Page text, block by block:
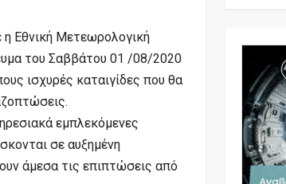
Εθνική Μετεωρολογική
του Σαββάτου 01 /08/2020
ισχυρές καταιγίδες που θα
εμπλεκόμενες
σε αυξημένη
άμεσα τις επιπτώσεις από